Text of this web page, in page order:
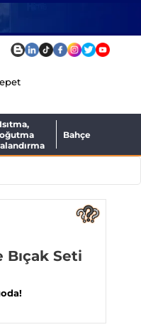
Isıtma,
Bahçe
Seti